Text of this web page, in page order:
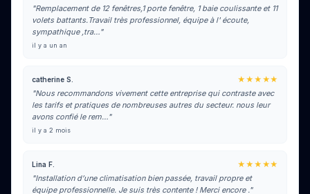
"Remplacement de 12 fenêtres,1 porte fenêtre, 1 baie coulissante et 11
volets battants.Travail très professionnel, équipe à l' écoute,
sympathique ,tra…"
il y a un an
catherine S.
★★★★★
"Nous recommandons vivement cette entreprise qui contraste avec
les tarifs et pratiques de nombreuses autres du secteur. nous leur
avons confié le rem…"
il y a 2 mois
Lina F.
★★★★★
"Installation d’une climatisation bien passée, travail propre et
équipe professionnelle. Je suis très contente ! Merci encore ."